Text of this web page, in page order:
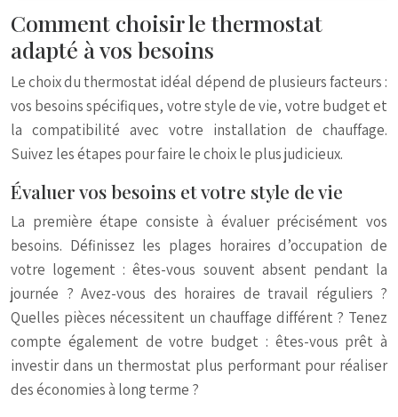
Comment choisir le thermostat
adapté à vos besoins
Le choix du thermostat idéal dépend de plusieurs facteurs :
vos besoins spécifiques, votre style de vie, votre budget et
la compatibilité avec votre installation de chauffage.
Suivez les étapes pour faire le choix le plus judicieux.
Évaluer vos besoins et votre style de vie
La première étape consiste à évaluer précisément vos
besoins. Définissez les plages horaires d’occupation de
votre logement : êtes-vous souvent absent pendant la
journée ? Avez-vous des horaires de travail réguliers ?
Quelles pièces nécessitent un chauffage différent ? Tenez
compte également de votre budget : êtes-vous prêt à
investir dans un thermostat plus performant pour réaliser
des économies à long terme ?